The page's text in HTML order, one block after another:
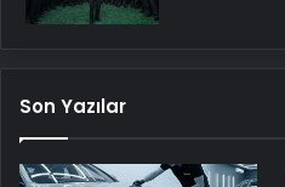
Son Yazılar